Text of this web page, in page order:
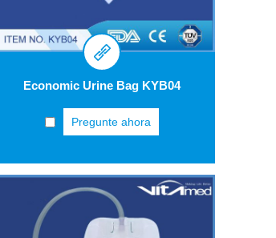
Economic Urine Bag KYB04
Pregunte ahora